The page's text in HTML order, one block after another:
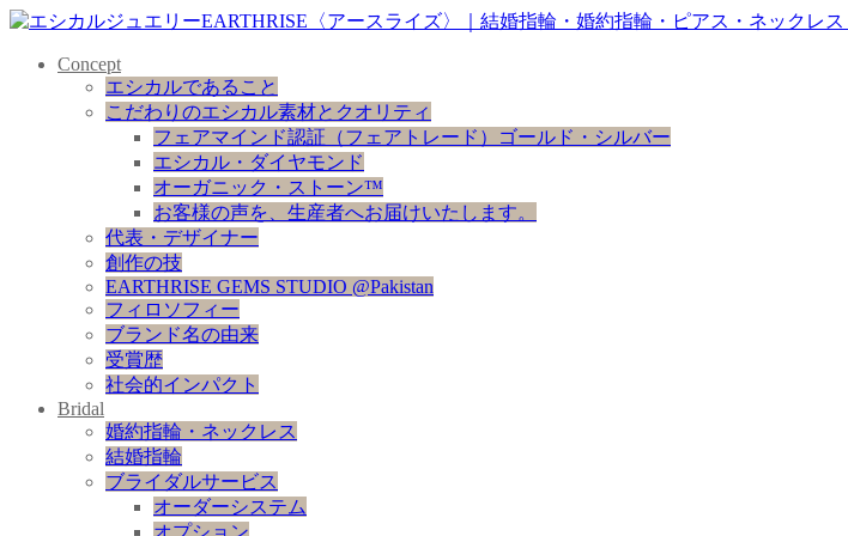
Concept
エシカルであること
こだわりのエシカル素材とクオリティ
フェアマインド認証（フェアトレード）ゴールド・シルバー
エシカル・ダイヤモンド
オーガニック・ストーン™
お客様の声を、生産者へお届けいたします。
代表・デザイナー
創作の技
EARTHRISE GEMS STUDIO @Pakistan
フィロソフィー
ブランド名の由来
受賞歴
社会的インパクト
Bridal
婚約指輪・ネックレス
結婚指輪
ブライダルサービス
オーダーシステム
オプション